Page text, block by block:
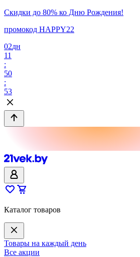
Скидки до 80% ко Дню Рождения!
промокод HAPPY22
02дн
11
:
50
:
53
Каталог товаров
Товары на каждый день
Все акции